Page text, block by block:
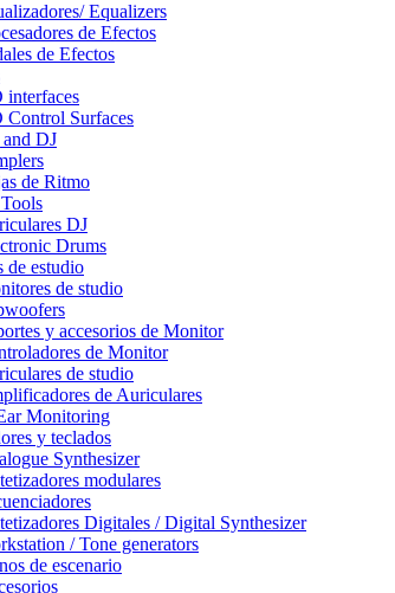
Equalizers
de Efectos
de Efectos
interfaces
Control Surfaces
DJ
de Ritmo
DJ
Drums
de estudio
de studio
y accesorios de Monitor
de Monitor
de studio
de Auriculares
Monitoring
y teclados
Synthesizer
modulares
Digitales / Digital Synthesizer
/ Tone generators
de escenario